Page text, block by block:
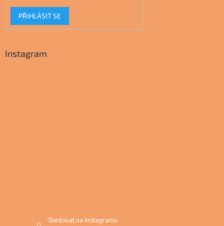
PŘIHLÁSIT SE
Instagram
Sledovat na Instagramu